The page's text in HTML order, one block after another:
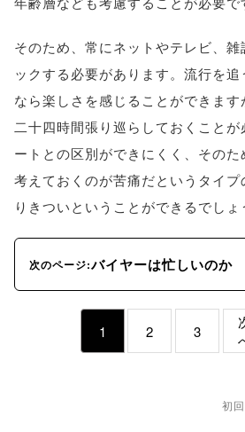
そのため、常にネットやテレビ、
ックする必要があります。流行を
なら楽しさを感じることができま
二十四時間張り巡らしておくこと
ートとの区別ができにくく、その
考えておくのが苦痛だというタイ
りきついということができるでしょ
次のページ:バイヤーは忙しいのか
1 2 3
初